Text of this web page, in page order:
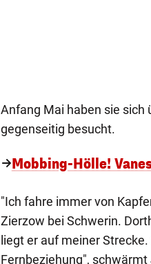
Anfang Mai haben sie sich
gegenseitig besucht.
Mobbing-Hölle!
"Ich fahre immer von
Zierzow bei Schwerin.
liegt er auf meiner
Fernbeziehung", schwärmt